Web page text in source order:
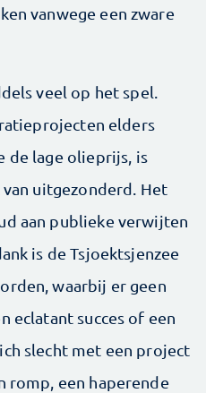
vanwege een zware
veel op het spel.
elders
de lage olieprijs, is
uitgezonderd. Het
aan publieke verwijten
is de Tsjoektsjenzee
waarbij er geen
eclatant succes of een
slecht met een project
romp, een haperende